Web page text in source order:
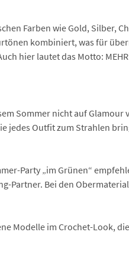
Farben wie Gold, Silber,
kombiniert, was für
hier lautet das Motto: MEHR
Sommer nicht auf Glamour
jedes Outfit zum Strahlen
Party „im Grünen“
Partner. Bei den
Modelle im Crochet-Look,